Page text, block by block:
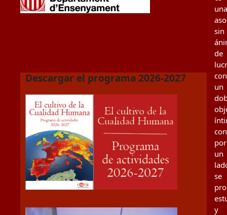
Descargar el programa 2026-2027
una
sin
de
con
un
por
un
se
y